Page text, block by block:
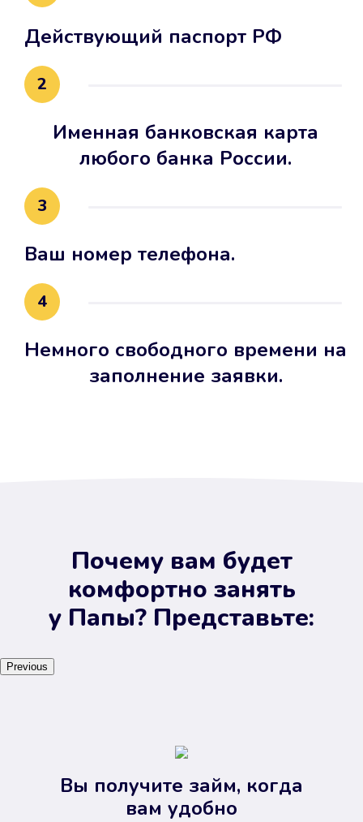
Действующий паспорт РФ
2
Именная банковская карта
любого банка России.
3
Ваш номер телефона.
4
Немного свободного времени на
заполнение заявки.
Почему вам будет
комфортно занять
у Папы? Представьте:
Previous
Вы получите займ, когда
вам удобно